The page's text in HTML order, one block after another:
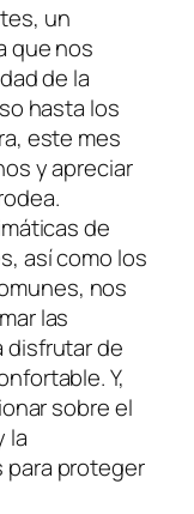
un
que nos
de la
hasta los
este mes
y apreciar
de
así como los
nos
las
disfrutar de
Y,
sobre el
la
para proteger